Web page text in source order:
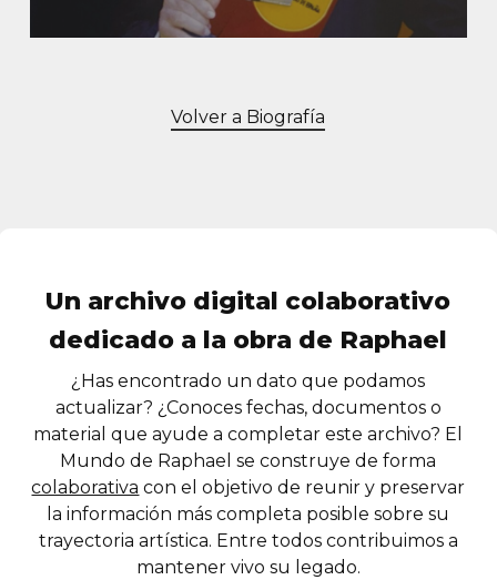
Volver a Biografía
Un archivo digital colaborativo
dedicado a la obra de Raphael
¿Has encontrado un dato que podamos
actualizar? ¿Conoces fechas, documentos o
material que ayude a completar este archivo? El
Mundo de Raphael se construye de forma
colaborativa con el objetivo de reunir y preservar
la información más completa posible sobre su
trayectoria artística. Entre todos contribuimos a
mantener vivo su legado.